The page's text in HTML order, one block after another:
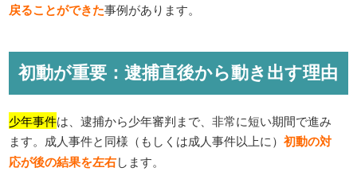
戻ることができた事例があります。
初動が重要：逮捕直後から動き出す理由
少年事件は、逮捕から少年審判まで、非常に短い期間で進み
ます。成人事件と同様（もしくは成人事件以上に）初動の対
応が後の結果を左右します。